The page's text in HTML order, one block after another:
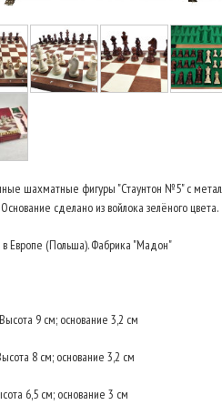
шахматные фигуры "Стаунтон №5" с
сделано из войлока зелёного цвета.
Европе (Польша). Фабрика "Мадон"
9 см; основание 3,2 см
8 см; основание 3,2 см
6,5 см; основание 3 см